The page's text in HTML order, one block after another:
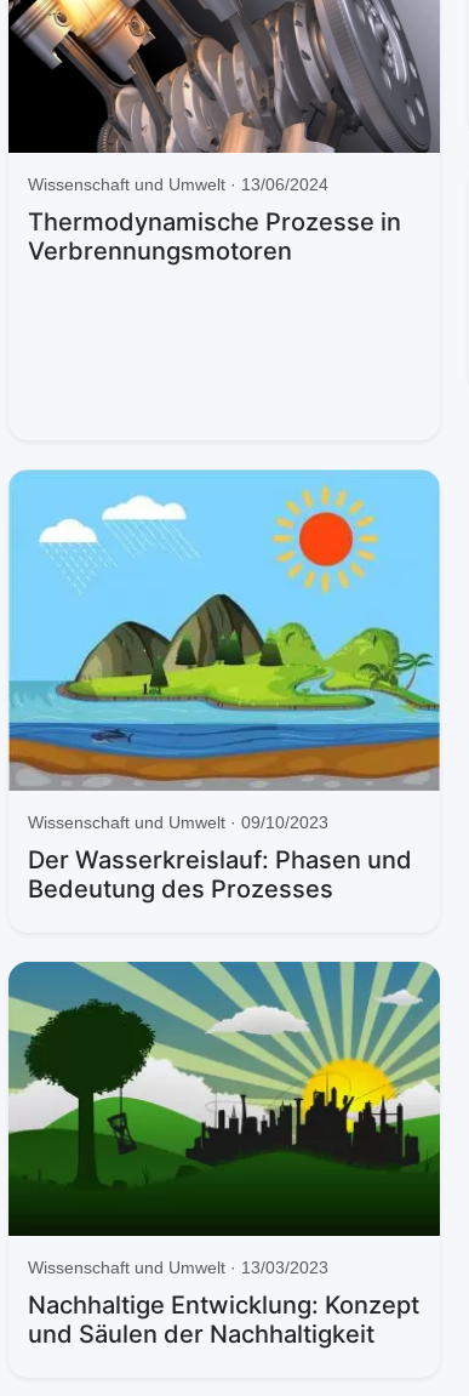
Wissenschaft und Umwelt · 13/06/2024
Thermodynamische Prozesse in
Verbrennungsmotoren
Wissenschaft und Umwelt · 09/10/2023
Der Wasserkreislauf: Phasen und
Bedeutung des Prozesses
Wissenschaft und Umwelt · 13/03/2023
Nachhaltige Entwicklung: Konzept
und Säulen der Nachhaltigkeit